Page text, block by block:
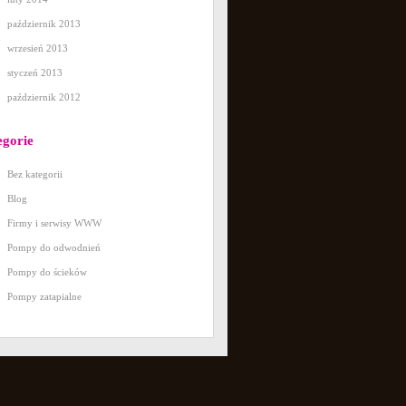
październik 2013
wrzesień 2013
styczeń 2013
październik 2012
Bez kategorii
Blog
Firmy i serwisy WWW
Pompy do odwodnień
Pompy do ścieków
Pompy zatapialne